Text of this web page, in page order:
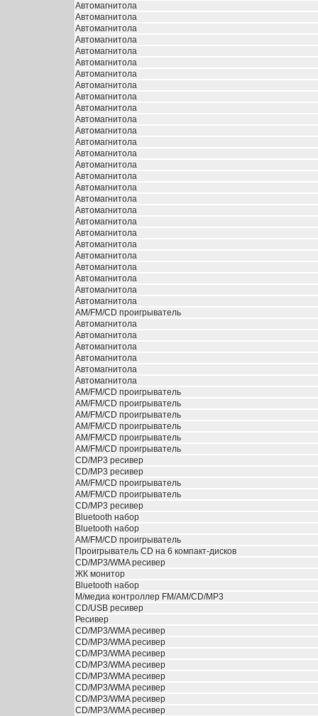
Автомагнитола
Автомагнитола
Автомагнитола
Автомагнитола
Автомагнитола
Автомагнитола
Автомагнитола
Автомагнитола
Автомагнитола
Автомагнитола
Автомагнитола
Автомагнитола
Автомагнитола
Автомагнитола
Автомагнитола
Автомагнитола
Автомагнитола
Автомагнитола
Автомагнитола
Автомагнитола
Автомагнитола
Автомагнитола
Автомагнитола
Автомагнитола
Автомагнитола
Автомагнитола
Автомагнитола
AM/FM/CD проигрыватель
Автомагнитола
Автомагнитола
Автомагнитола
Автомагнитола
Автомагнитола
Автомагнитола
AM/FM/CD проигрыватель
AM/FM/CD проигрыватель
AM/FM/CD проигрыватель
AM/FM/CD проигрыватель
AM/FM/CD проигрыватель
AM/FM/CD проигрыватель
CD/MP3 ресивер
CD/MP3 ресивер
AM/FM/CD проигрыватель
AM/FM/CD проигрыватель
CD/MP3 ресивер
Bluetooth набор
Bluetooth набор
AM/FM/CD проигрыватель
Проигрыватель CD на 6 компакт-дисков
CD/MP3/WMA ресивер
ЖК монитор
Bluetooth набор
М/медиа контроллер FM/AM/CD/MP3
CD/USB ресивер
Ресивер
CD/MP3/WMA ресивер
CD/MP3/WMA ресивер
CD/MP3/WMA ресивер
CD/MP3/WMA ресивер
CD/MP3/WMA ресивер
CD/MP3/WMA ресивер
CD/MP3/WMA ресивер
CD/MP3/WMA ресивер